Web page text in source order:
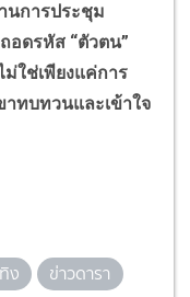
การประชุม
อดรหัส “ตัวตน”
ใช่เพียงแค่การ
ทบทวนและเข้าใจ
ง
ข่าวดารา